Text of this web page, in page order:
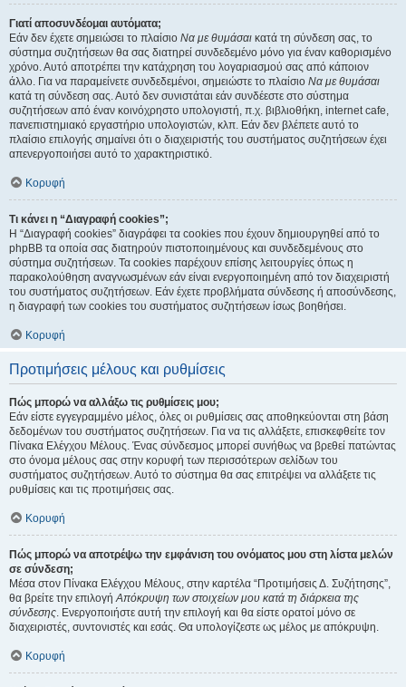
Γιατί αποσυνδέομαι αυτόματα;
Εάν δεν έχετε σημειώσει το πλαίσιο Να με θυμάσαι κατά τη σύνδεση σας, το
σύστημα συζητήσεων θα σας διατηρεί συνδεδεμένο μόνο για έναν καθορισμένο
χρόνο. Αυτό αποτρέπει την κατάχρηση του λογαριασμού σας από κάποιον
άλλο. Για να παραμείνετε συνδεδεμένοι, σημειώστε το πλαίσιο Να με θυμάσαι
κατά τη σύνδεση σας. Αυτό δεν συνιστάται εάν συνδέεστε στο σύστημα
συζητήσεων από έναν κοινόχρηστο υπολογιστή, π.χ. βιβλιοθήκη, internet cafe,
πανεπιστημιακό εργαστήριο υπολογιστών, κλπ. Εάν δεν βλέπετε αυτό το
πλαίσιο επιλογής σημαίνει ότι ο διαχειριστής του συστήματος συζητήσεων έχει
απενεργοποιήσει αυτό το χαρακτηριστικό.
Κορυφή
Τι κάνει η “Διαγραφή cookies”;
Η “Διαγραφή cookies” διαγράφει τα cookies που έχουν δημιουργηθεί από το
phpBB τα οποία σας διατηρούν πιστοποιημένους και συνδεδεμένους στο
σύστημα συζητήσεων. Τα cookies παρέχουν επίσης λειτουργίες όπως η
παρακολούθηση αναγνωσμένων εάν είναι ενεργοποιημένη από τον διαχειριστή
του συστήματος συζητήσεων. Εάν έχετε προβλήματα σύνδεσης ή αποσύνδεσης,
η διαγραφή των cookies του συστήματος συζητήσεων ίσως βοηθήσει.
Κορυφή
Προτιμήσεις μέλους και ρυθμίσεις
Πώς μπορώ να αλλάξω τις ρυθμίσεις μου;
Εάν είστε εγγεγραμμένο μέλος, όλες οι ρυθμίσεις σας αποθηκεύονται στη βάση
δεδομένων του συστήματος συζητήσεων. Για να τις αλλάξετε, επισκεφθείτε τον
Πίνακα Ελέγχου Μέλους. Ένας σύνδεσμος μπορεί συνήθως να βρεθεί πατώντας
στο όνομα μέλους σας στην κορυφή των περισσότερων σελίδων του
συστήματος συζητήσεων. Αυτό το σύστημα θα σας επιτρέψει να αλλάξετε τις
ρυθμίσεις και τις προτιμήσεις σας.
Κορυφή
Πώς μπορώ να αποτρέψω την εμφάνιση του ονόματος μου στη λίστα μελών
σε σύνδεση;
Μέσα στον Πίνακα Ελέγχου Μέλους, στην καρτέλα “Προτιμήσεις Δ. Συζήτησης”,
θα βρείτε την επιλογήΑπόκρυψη των στοιχείων μου κατά τη διάρκεια της
σύνδεσης. Ενεργοποιήστε αυτή την επιλογή και θα είστε ορατοί μόνο σε
διαχειριστές, συντονιστές και εσάς. Θα υπολογίζεστε ως μέλος με απόκρυψη.
Κορυφή